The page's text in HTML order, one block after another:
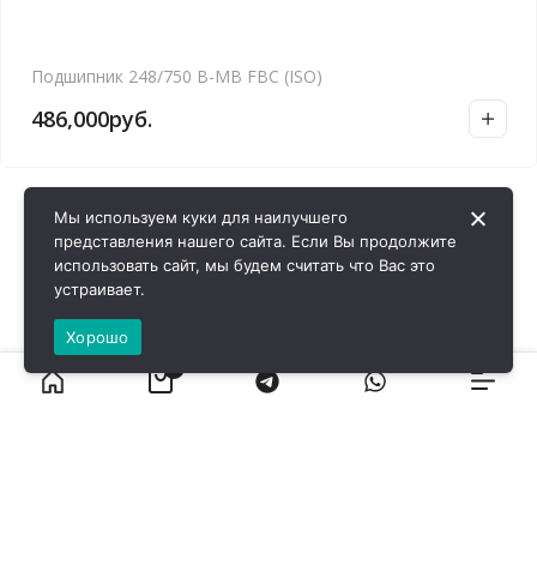
Подшипник 248/750 B-MB FBC (ISO)
486,000руб.
Мы используем куки для наилучшего
представления нашего сайта. Если Вы продолжите
использовать сайт, мы будем считать что Вас это
устраивает.
Хорошо